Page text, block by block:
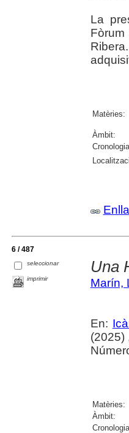
La
Matèries:
Àmbit:
6 / 487
seleccionar
imprimir
Una
Marín,
En:
(2025)
Matèries:
Àmbit: